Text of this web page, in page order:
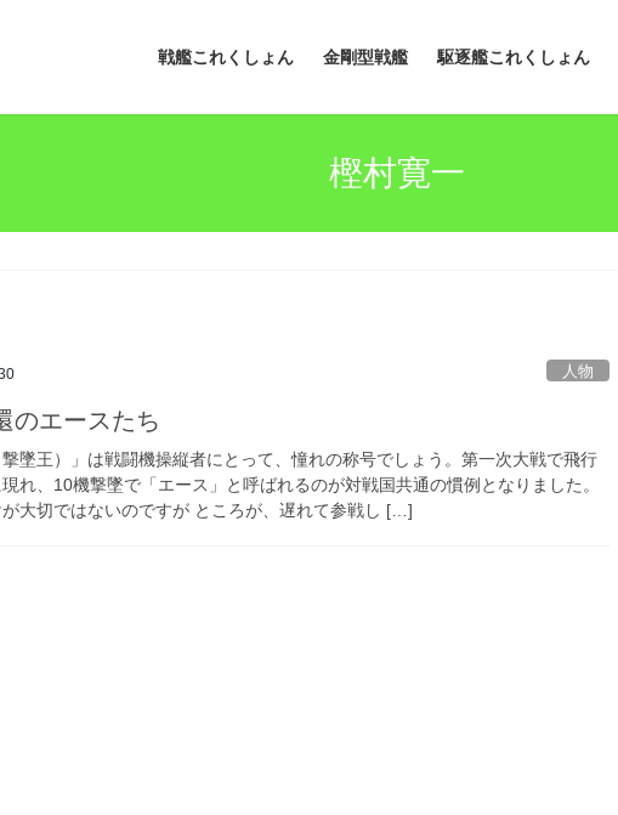
戦艦これくしょん 金剛型戦艦 駆逐艦これくしょん
樫村寛一
人物
のエースたち
撃墜王）」は戦闘機操縦者にとって、憧れの称号でしょう。第一次大戦で飛行
れ、10機撃墜で「エース」と呼ばれるのが対戦国共通の慣例となりました。
大切ではないのですが ところが、遅れて参戦し […]